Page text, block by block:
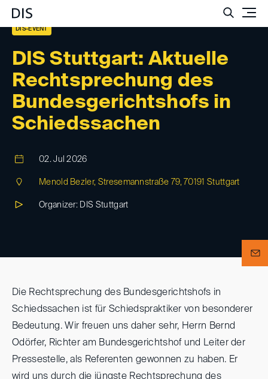
DIS Stuttgart: Aktuelle
Rechtsprechung des
Bundesgerichtshofs in
Schiedssachen
DIS-EVENT
02. Jul 2026
Menold Bezler, Stresemannstraße 79, 70191 Stuttgart
Organizer: DIS Stuttgart
Die Rechtsprechung des Bundesgerichtshofs in
Schiedssachen ist für Schiedspraktiker von besonderer
Bedeutung. Wir freuen uns daher sehr, Herrn Bernd
Odörfer, Richter am Bundesgerichtshof und Leiter der
Pressestelle, als Referenten gewonnen zu haben. Er
wird uns durch die jüngste Rechtsprechung des